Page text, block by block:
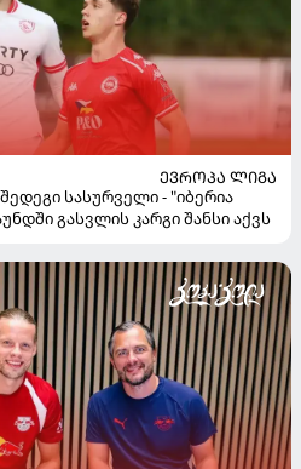
ᲔᲕᲠᲝᲞᲐ ᲚᲘᲒᲐ
შედეგი სასურველი - "იბერია
გასვლის კარგი შანსი აქვს